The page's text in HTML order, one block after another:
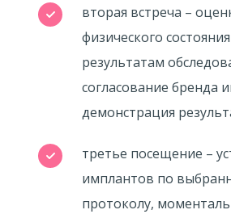
вторая встреча –
физического
результатам
согласование бренда
демонстрация
третье посещение –
имплантов по
протоколу,